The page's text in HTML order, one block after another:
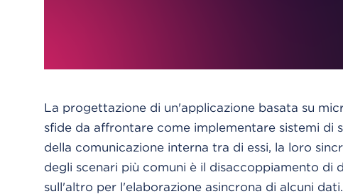
La progettazione di un'applicazione basata su
sfide da affrontare come implementare sistemi di
della comunicazione interna tra di essi, la loro
degli scenari più comuni è il disaccoppiamento di
sull'altro per l'elaborazione asincrona di alcuni